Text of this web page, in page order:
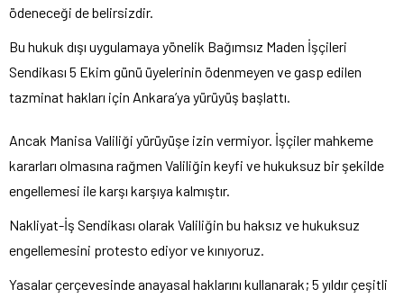
ödeneceği de belirsizdir.
Bu hukuk dışı uygulamaya yönelik Bağımsız Maden İşçileri
Sendikası 5 Ekim günü üyelerinin ödenmeyen ve gasp edilen
tazminat hakları için Ankara’ya yürüyüş başlattı.
Ancak Manisa Valiliği yürüyüşe izin vermiyor. İşçiler mahkeme
kararları olmasına rağmen Valiliğin keyfi ve hukuksuz bir şekilde
engellemesi ile karşı karşıya kalmıştır.
Nakliyat-İş Sendikası olarak Valiliğin bu haksız ve hukuksuz
engellemesini protesto ediyor ve kınıyoruz.
Yasalar çerçevesinde anayasal haklarını kullanarak; 5 yıldır çeşitli